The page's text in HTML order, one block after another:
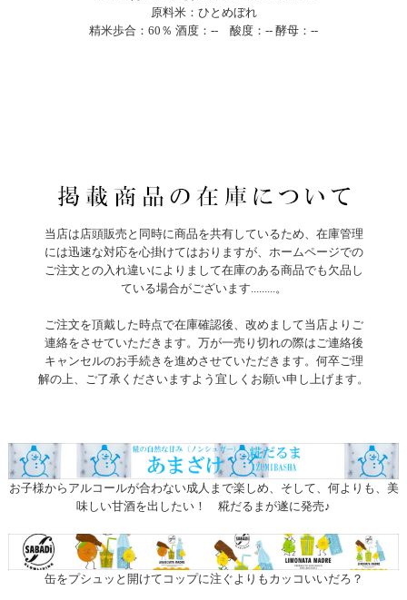
原料米：ひとめぼれ
精米歩合：60％ 酒度：-- 酸度：-- 酵母：--
当店は店頭販売と同時に商品を共有しているため、在庫管理
には迅速な対応を心掛けてはおりますが、ホームページでの
ご注文との入れ違いによりまして在庫のある商品でも欠品し
ている場合がございます.........。
ご注文を頂戴した時点で在庫確認後、改めまして当店よりご
連絡をさせていただきます。万が一売り切れの際はご連絡後
キャンセルのお手続きを進めさせていただきます。何卒ご理
解の上、ご了承くださいますよう宜しくお願い申し上げます。
お子様からアルコールが合わない成人まで楽しめ、そして、何よりも、美
味しい甘酒を出したい！ 糀だるまが遂に発売♪
缶をプシュッと開けてコップに注ぐよりもカッコいいだろ？